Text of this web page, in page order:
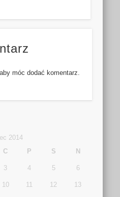
aby móc dodać komentarz.
2014
C P S N
3 4 5 6
10 11 12 13